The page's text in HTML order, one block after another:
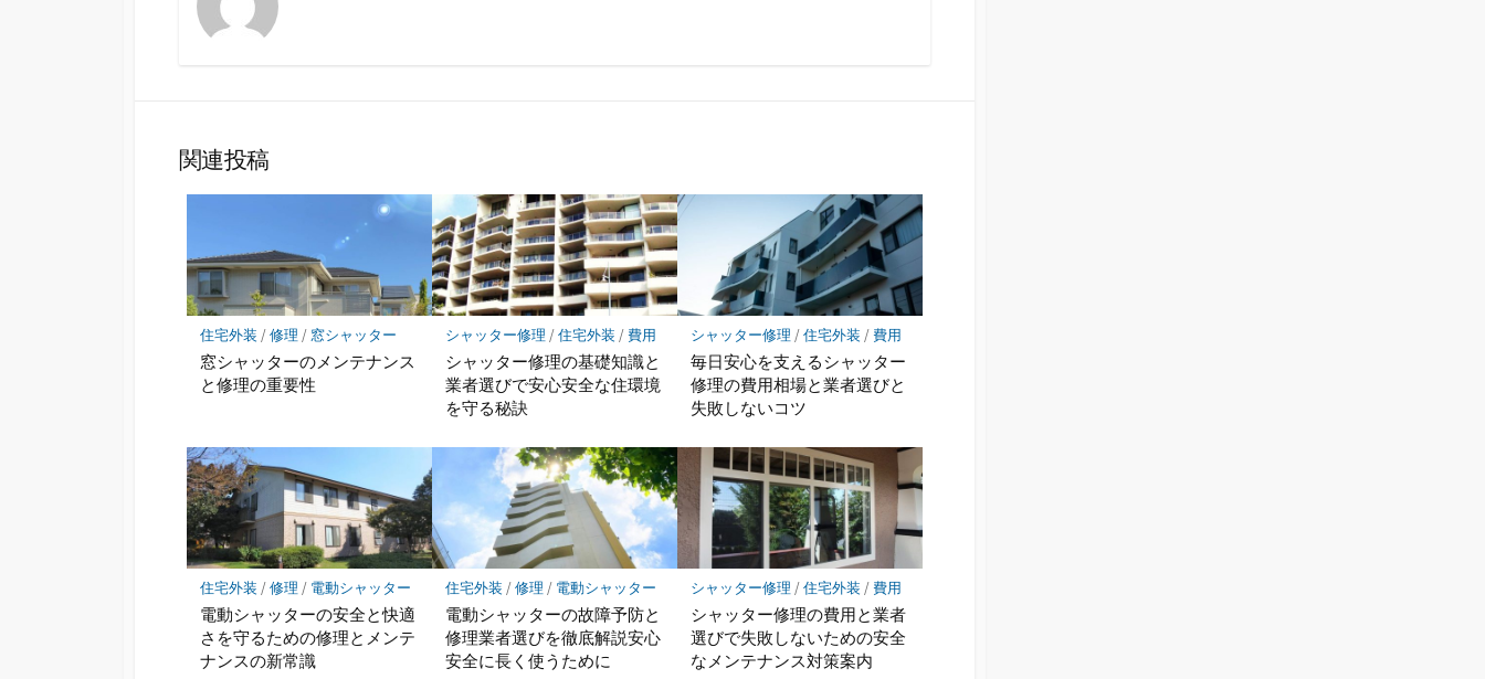
関連投稿
住宅外装 /修理/窓シャッター
窓シャッターのメンテナンス
と修理の重要性
シャッター修理/住宅外装 /費用
シャッター修理の基礎知識と
業者選びで安心安全な住環境
を守る秘訣
シャッター修理/住宅外装 /費用
毎日安心を支えるシャッター
修理の費用相場と業者選びと
失敗しないコツ
住宅外装 /修理/ 電動シャッター
電動シャッターの安全と快適
さを守るための修理とメンテ
ナンスの新常識
住宅外装 /修理/ 電動シャッター
電動シャッターの故障予防と
修理業者選びを徹底解説安心
安全に長く使うために
シャッター修理/住宅外装 /費用
シャッター修理の費用と業者
選びで失敗しないための安全
なメンテナンス対策案内